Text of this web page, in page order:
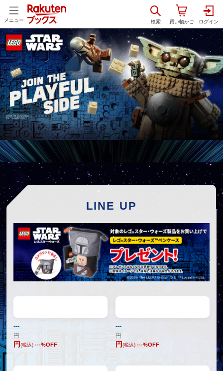
メニュー
LINE UP
---
円
円(税込) ---%OFF
---
円
円(税込) ---%OFF